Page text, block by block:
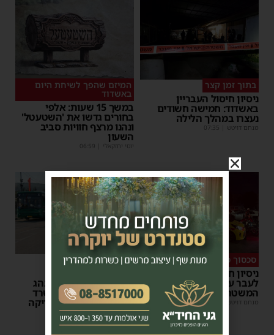
בתוך זמן קצר
ניסיון חיסול העבריין
באשדוד: חמישה חשודים
נעצרו במהלך הלילה
מנחם דויטש 07:35
המיזם שהפך לשיחת היום
באשדוד
במשך 15 שעות: אלפי
בחורים גדשו את 'השטעטל'
ונהנו מרצף חוויות סביב
השעון
יוסי יחזקאלי 06:59
סכסוך כנופיות
ניסיון חיסול באשדוד: ירי
לעבר עבריין מוכר –
המשטרה פתחה במצוד
מנחם דויטש 06:54 | 1 תגובות
1
השעיה מיידית
באוטובוס מאשדוד: הנהג
הושעה מתפקידו – משרד
התחבורה הורה על בדיקה
מיידית
מנחם דויטש |
17:44 | 3 תגובות